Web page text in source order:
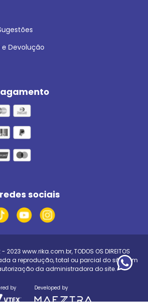
Devolução
sociais
- 2023 www.rika.com.br, TODOS OS DIREITOS
a reprodução, total ou parcial do site, sem
da administradora do site.
by Developed by